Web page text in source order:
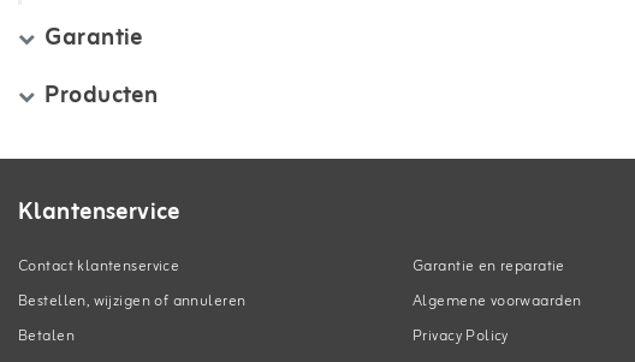
Garantie
Producten
Klantenservice
Contact klantenservice
Bestellen, wijzigen of annuleren
Betalen
Garantie en reparatie
Algemene voorwaarden
Privacy Policy